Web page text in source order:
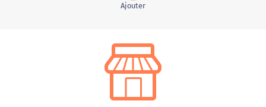
Ajouter